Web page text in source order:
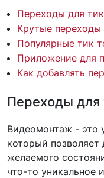
Переходы для
Крутые переходы
Популярные тик
Приложение для
Как добавлять
Переходы для
Видеомонтаж - это
который позволяет
желаемого
что-то уникальное